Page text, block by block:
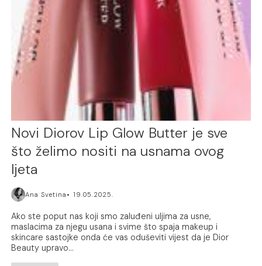
Novi Diorov Lip Glow Butter je sve
što želimo nositi na usnama ovog
ljeta
Ana Svetina 19.05.2025.
Ako ste poput nas koji smo zaluđeni uljima za usne,
maslacima za njegu usana i svime što spaja makeup i
skincare sastojke onda će vas oduševiti vijest da je Dior
Beauty upravo...